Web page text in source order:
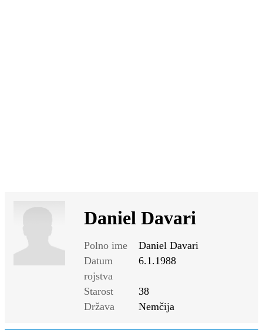
Daniel Davari
Polno ime
Daniel Davari
Datum
rojstva
6.1.1988
Starost
38
Država
Nemčija